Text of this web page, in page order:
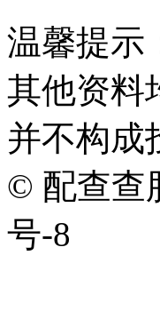
温馨提示
其他资料
并不构成
© 配查查
号-8